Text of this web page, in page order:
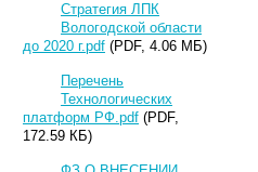
Стратегия ЛПК
Вологодской области
до 2020 г.pdf (PDF, 4.06 МБ)
Перечень
Технологических
платформ РФ.pdf (PDF,
172.59 КБ)